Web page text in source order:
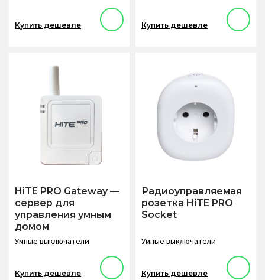
Купить дешевле Купить дешевле
HiTE PRO Gateway —
сервер для
управления умным
домом
Умные выключатели
Купить дешевле
Радиоуправляемая
розетка HiTE PRO
Socket
Умные выключатели
Купить дешевле